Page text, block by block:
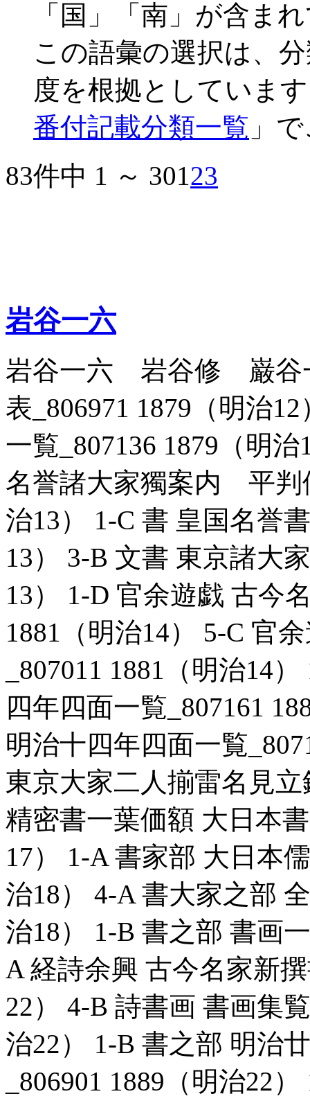
「国」「南」が含ま
この語彙の選択は、
度を根拠としていま
番付記載分類一覧 」
83件中 1 ～ 30123
岩谷一六
岩谷一六 岩谷修 巌谷
表_806971 1879（明治
一覧_807136 1879（明
名誉諸大家獨案内 平判
治13） 1-C 書 皇国名誉
13） 3-B 文書 東京諸大
13） 1-D 官余遊戯 古今
1881（明治14） 5-C 官
_807011 1881（明治14
四年四面一覧_807161
明治十四年四面一覧
東京大家二人揃雷名見立
精密書一葉価額 大日本
17） 1-A 書家部 大日本
治18） 4-A 書大家之部
治18） 1-B 書之部 書画
A 経詩余興 古今名家新
22） 4-B 詩書画 書画集
治22） 1-B 書之部 明治
_806901 1889（明治22